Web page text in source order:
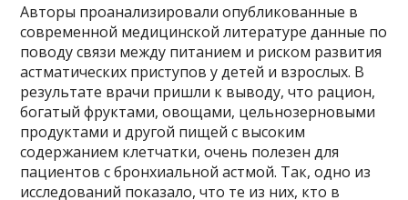
Авторы проанализировали опубликованные в
современной медицинской литературе данные по
поводу связи между питанием и риском развития
астматических приступов у детей и взрослых. В
результате врачи пришли к выводу, что рацион,
богатый фруктами, овощами, цельнозерновыми
продуктами и другой пищей с высоким
содержанием клетчатки, очень полезен для
пациентов с бронхиальной астмой. Так, одно из
исследований показало, что те из них, кто в